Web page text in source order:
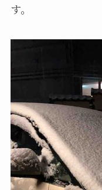
す。